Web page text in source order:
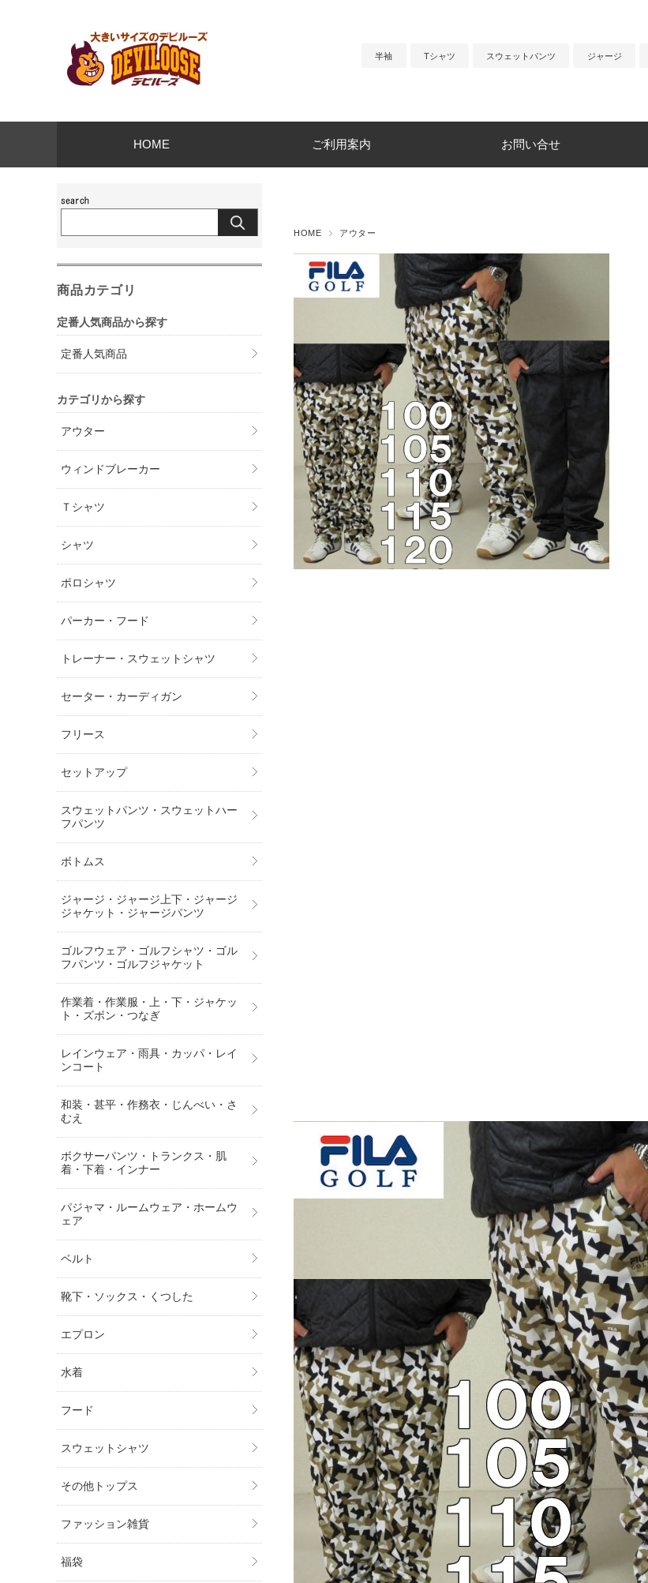
半袖 Tシャツ スウェットパンツ ジャージ
HOME ご利用案内 お問い合せ
HOME アウター
商品カテゴリ
定番人気商品から探す
定番人気商品
カテゴリから探す
アウター
ウィンドブレーカー
Ｔシャツ
シャツ
ポロシャツ
パーカー・フード
トレーナー・スウェットシャツ
セーター・カーディガン
フリース
セットアップ
スウェットパンツ・スウェットハー
フパンツ
ボトムス
ジャージ・ジャージ上下・ジャージ
ジャケット・ジャージパンツ
ゴルフウェア・ゴルフシャツ・ゴル
フパンツ・ゴルフジャケット
作業着・作業服・上・下・ジャケッ
ト・ズボン・つなぎ
レインウェア・雨具・カッパ・レイ
ンコート
和装・甚平・作務衣・じんべい・さ
むえ
ボクサーパンツ・トランクス・肌
着・下着・インナー
パジャマ・ルームウェア・ホームウ
ェア
ベルト
靴下・ソックス・くつした
エプロン
水着
フード
スウェットシャツ
その他トップス
ファッション雑貨
福袋